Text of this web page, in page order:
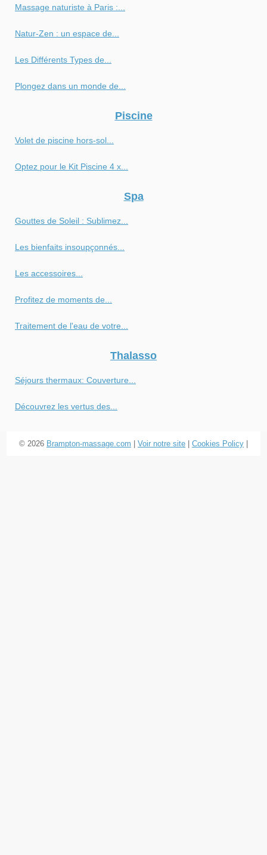
Massage naturiste à Paris :...
Natur-Zen : un espace de...
Les Différents Types de...
Plongez dans un monde de...
Piscine
Volet de piscine hors-sol...
Optez pour le Kit Piscine 4 x...
Spa
Gouttes de Soleil : Sublimez...
Les bienfaits insoupçonnés...
Les accessoires...
Profitez de moments de...
Traitement de l'eau de votre...
Thalasso
Séjours thermaux: Couverture...
Découvrez les vertus des...
© 2026 Brampton-massage.com Voir notre site Cookies Policy